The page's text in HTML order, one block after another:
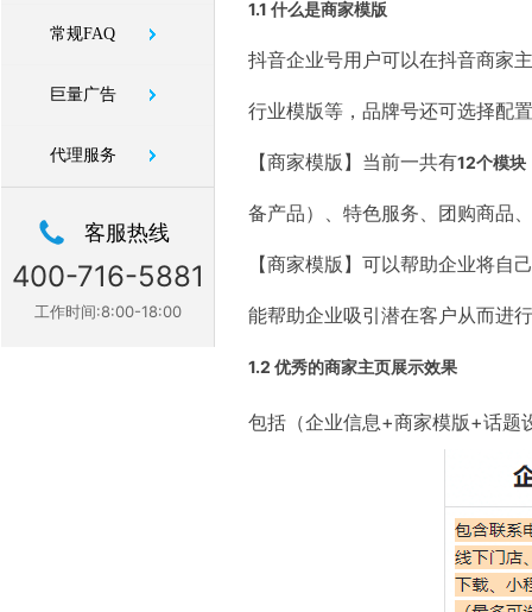
常规FAQ
巨量广告
代理服务
客服热线
400-716-5881
工作时间:8:00-18:00
1.1 什么是商家模版
抖音企业号用户可以在抖音商家
行业模版等，品牌号还可选择配
【商家模版】当前一共有12个模块
备产品）、特色服务、团购商品
【商家模版】可以帮助企业将
能帮助企业吸引潜在客户从而进
1.2 优秀的商家主页展示效果
包括（企业信息+商家模版+话题